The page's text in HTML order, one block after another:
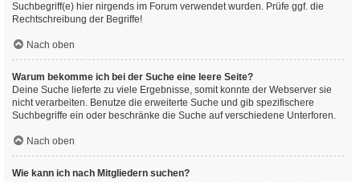
Suchbegriff(e) hier nirgends im Forum verwendet wurden. Prüfe ggf. die
Rechtschreibung der Begriffe!
Nach oben
Warum bekomme ich bei der Suche eine leere Seite?
Deine Suche lieferte zu viele Ergebnisse, somit konnte der Webserver sie
nicht verarbeiten. Benutze die erweiterte Suche und gib spezifischere
Suchbegriffe ein oder beschränke die Suche auf verschiedene Unterforen.
Nach oben
Wie kann ich nach Mitgliedern suchen?